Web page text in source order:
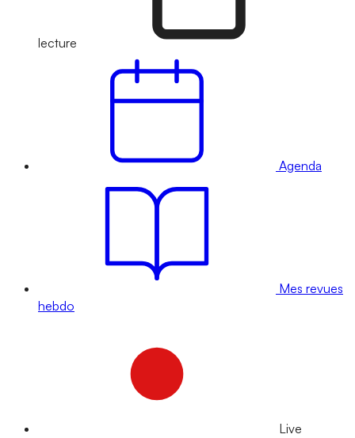
lecture
Agenda
Mes revues
hebdo
Live